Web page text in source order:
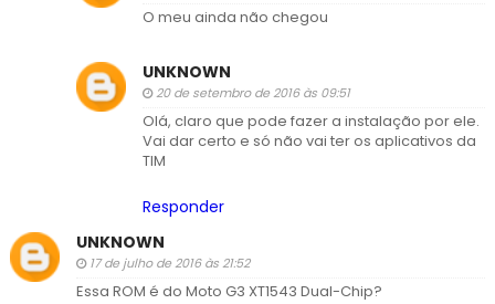
O meu ainda não chegou
UNKNOWN
20 de setembro de 2016 às 09:51
Olá, claro que pode fazer a instalação por ele.
Vai dar certo e só não vai ter os aplicativos da
TIM
Responder
UNKNOWN
17 de julho de 2016 às 21:52
Essa ROM é do Moto G3 XT1543 Dual-Chip?